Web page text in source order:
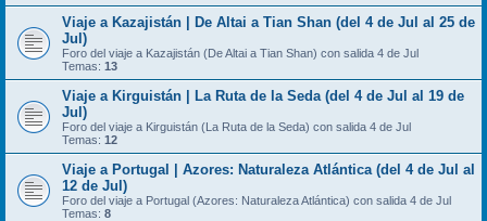
Viaje a Kazajistán | De Altai a Tian Shan (del 4 de Jul al 25 de
Jul)
Foro del viaje a Kazajistán (De Altai a Tian Shan) con salida 4 de Jul
Temas: 13
Viaje a Kirguistán | La Ruta de la Seda (del 4 de Jul al 19 de
Jul)
Foro del viaje a Kirguistán (La Ruta de la Seda) con salida 4 de Jul
Temas: 12
Viaje a Portugal | Azores: Naturaleza Atlántica (del 4 de Jul al
12 de Jul)
Foro del viaje a Portugal (Azores: Naturaleza Atlántica) con salida 4 de Jul
Temas: 8